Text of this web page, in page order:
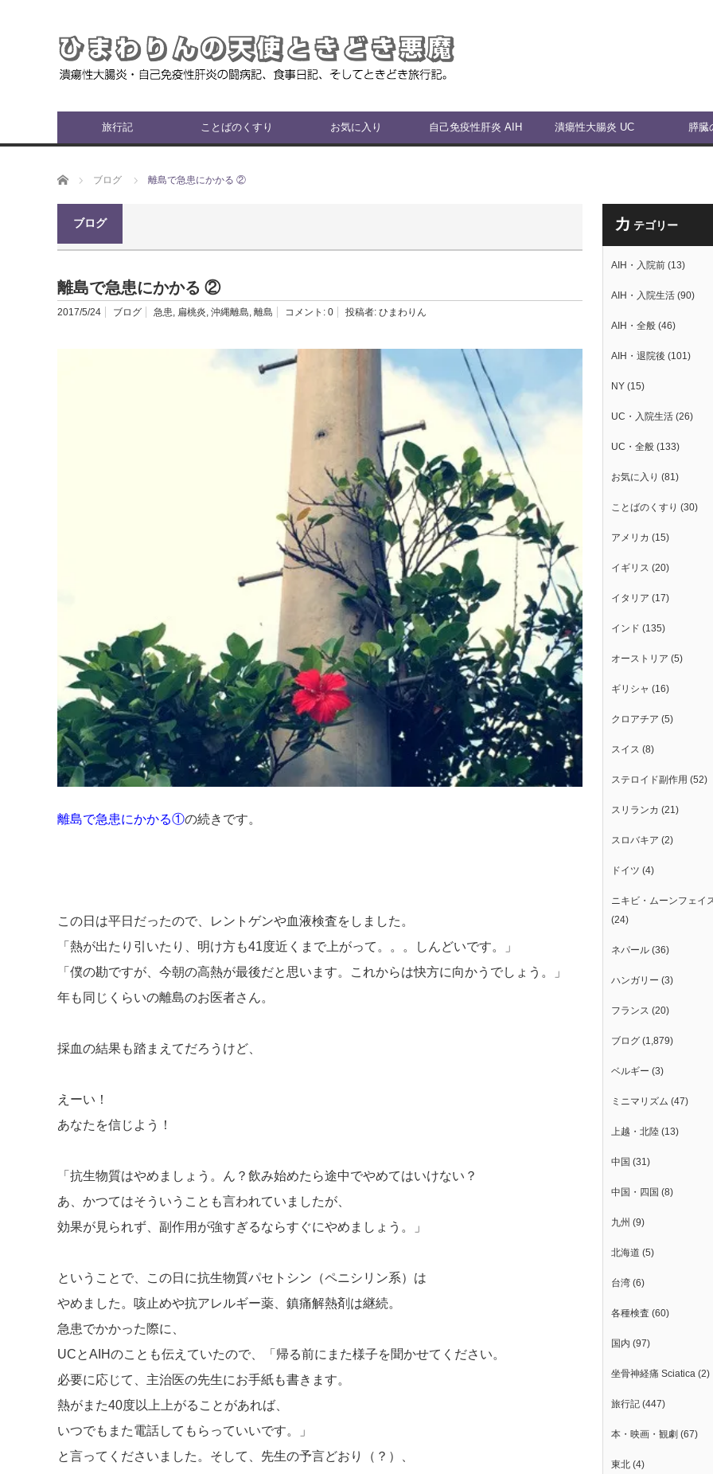
旅行記 ことばのくすり お気に入り 自己免疫性肝炎 AIH 潰瘍性大腸炎 UC 膵臓
ホーム ブログ 離島で急患にかかる ②
ブログ
離島で急患にかかる ②
2017/5/24 ブログ 急患, 扁桃炎, 沖縄離島, 離島 コメント: 0 投稿者: ひまわりん
離島で急患にかかる①の続きです。
この日は平日だったので、レントゲンや血液検査をしました。
「熱が出たり引いたり、明け方も41度近くまで上がって。。。しんどいです。」
「僕の勘ですが、今朝の高熱が最後だと思います。これからは快方に向かうでしょう。」
年も同じくらいの離島のお医者さん。
採血の結果も踏まえてだろうけど、
えーい！
あなたを信じよう！
「抗生物質はやめましょう。ん？飲み始めたら途中でやめてはいけない？
あ、かつてはそういうことも言われていましたが、
効果が見られず、副作用が強すぎるならすぐにやめましょう。」
ということで、この日に抗生物質パセトシン（ペニシリン系）は
やめました。咳止めや抗アレルギー薬、鎮痛解熱剤は継続。
急患でかかった際に、
UCとAIHのことも伝えていたので、「帰る前にまた様子を聞かせてください。
必要に応じて、主治医の先生にお手紙も書きます。
熱がまた40度以上上がることがあれば、
いつでもまた電話してもらっていいです。」
と言ってくださいました。そして、先生の予言どおり（？）、
カ テゴリー
AIH・入院前 (13)
AIH・入院生活 (90)
AIH・全般 (46)
AIH・退院後 (101)
NY (15)
UC・入院生活 (26)
UC・全般 (133)
お気に入り (81)
ことばのくすり (30)
アメリカ (15)
イギリス (20)
イタリア (17)
インド (135)
オーストリア (5)
ギリシャ (16)
クロアチア (5)
スイス (8)
ステロイド副作用 (52)
スリランカ (21)
スロバキア (2)
ドイツ (4)
ニキビ・ムーンフェイ
(24)
ネパール (36)
ハンガリー (3)
フランス (20)
ブログ (1,879)
ベルギー (3)
ミニマリズム (47)
上越・北陸 (13)
中国 (31)
中国・四国 (8)
九州 (9)
北海道 (5)
台湾 (6)
各種検査 (60)
国内 (97)
坐骨神経痛 Sciatica (2)
旅行記 (447)
本・映画・観劇 (67)
東北 (4)